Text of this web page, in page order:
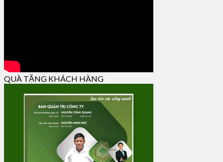
QUÀ TẶNG KHÁCH HÀNG